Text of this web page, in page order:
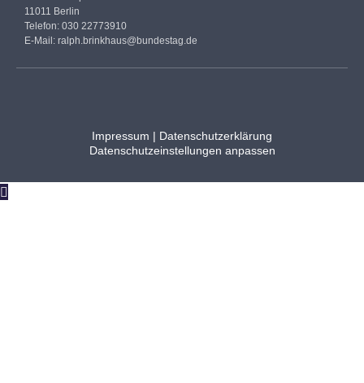
11011 Berlin
Telefon: 030 22773910
E-Mail: ralph.brinkhaus@bundestag.de
Impressum | Datenschutzerklärung
Datenschutzeinstellungen anpassen